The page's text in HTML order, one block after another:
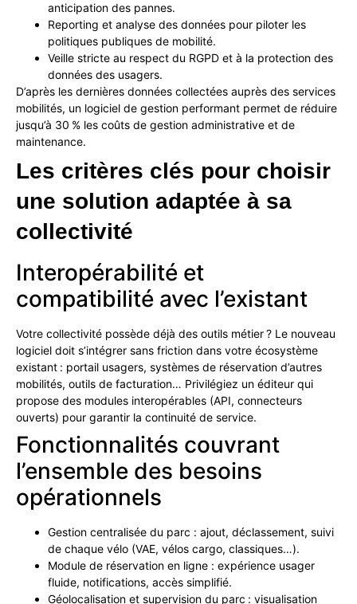
anticipation des pannes.
Reporting et analyse des données pour piloter les
politiques publiques de mobilité.
Veille stricte au respect du RGPD et à la protection des
données des usagers.
D’après les dernières données collectées auprès des services
mobilités, un logiciel de gestion performant permet de réduire
jusqu’à 30 % les coûts de gestion administrative et de
maintenance.
Les critères clés pour choisir
une solution adaptée à sa
collectivité
Interopérabilité et
compatibilité avec l’existant
Votre collectivité possède déjà des outils métier ? Le nouveau
logiciel doit s’intégrer sans friction dans votre écosystème
existant : portail usagers, systèmes de réservation d’autres
mobilités, outils de facturation… Privilégiez un éditeur qui
propose des modules interopérables (API, connecteurs
ouverts) pour garantir la continuité de service.
Fonctionnalités couvrant
l’ensemble des besoins
opérationnels
Gestion centralisée du parc : ajout, déclassement, suivi
de chaque vélo (VAE, vélos cargo, classiques…).
Module de réservation en ligne : expérience usager
fluide, notifications, accès simplifié.
Géolocalisation et supervision du parc : visualisation